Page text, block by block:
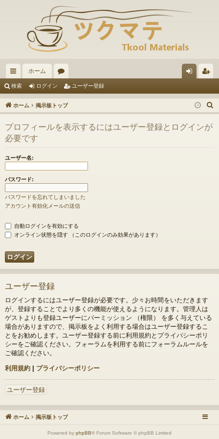
イ
ッ
ク
リ
ク
ホーム
ー
ラ
ム
イ
ン
ザ
ー
登
検索 ログイン ユーザー登録
ホーム 掲示板トップ
索
プロフィールを表示するにはユーザー登録とログインが
必要です
ユーザー名:
パスワード:
パスワードを忘れてしまいました
アカウント有効化メールの送信
自動ログインを有効にする
オンライン状態を隠す （このログインのみ効果があります）
ユーザー登録
ログインするにはユーザー登録が必要です。少々お時間をいただきます
が、登録することでより多くの機能が使えるようになります。管理人は
ゲストよりも登録ユーザーにパーミッション （権限） を多く与えている
場合がありますので、掲示板をよく利用する場合はユーザー登録するこ
とをお勧めします。ユーザー登録する前に利用規約とプライバシーポリ
シーをご確認ください。フォーラムを利用する前にフォーラムルールを
ご確認ください。
利用規約 | プライバシーポリシー
ユーザー登録
ホーム 掲示板トップ
Powered by phpBB® Forum Software © phpBB Limited